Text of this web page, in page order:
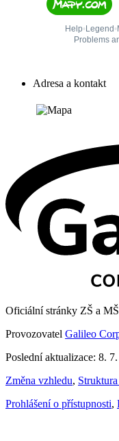
Adresa a kontakt
Oficiální stránky ZŠ a
Provozovatel Galileo
Poslední aktualizace: 8.
Změna vzhledu,
Prohlášení o přístupnosti,